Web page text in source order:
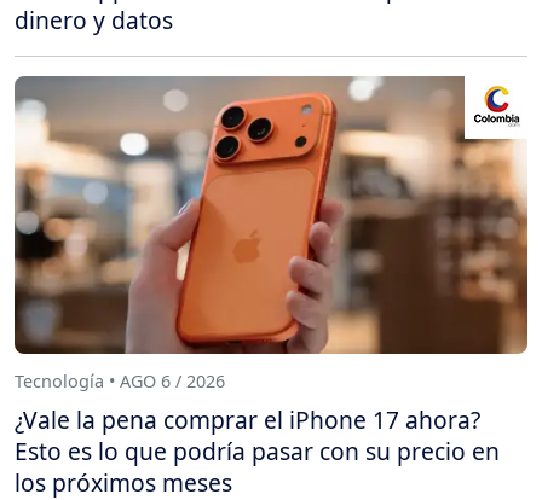
dinero y datos
Tecnología • AGO 6 / 2026
¿Vale la pena comprar el iPhone 17 ahora?
Esto es lo que podría pasar con su precio en
los próximos meses